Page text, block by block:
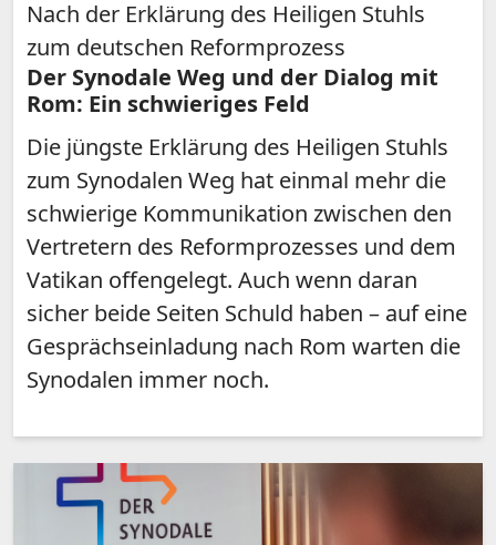
Nach der Erklärung des Heiligen Stuhls
zum deutschen Reformprozess
Der Synodale Weg und der Dialog mit
Rom: Ein schwieriges Feld
Die jüngste Erklärung des Heiligen Stuhls
zum Synodalen Weg hat einmal mehr die
schwierige Kommunikation zwischen den
Vertretern des Reformprozesses und dem
Vatikan offengelegt. Auch wenn daran
sicher beide Seiten Schuld haben – auf eine
Gesprächseinladung nach Rom warten die
Synodalen immer noch.